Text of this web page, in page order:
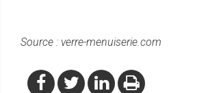
Source : verre-menuiserie.com